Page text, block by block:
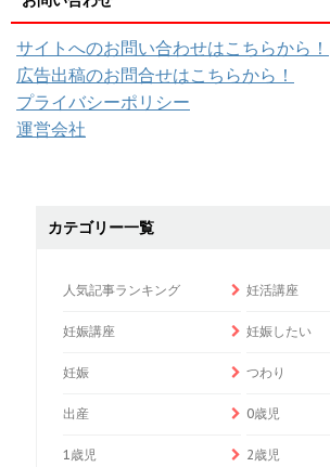
サイトへのお問い合わせはこちらから！
広告出稿のお問合せはこちらから！
プライバシーポリシー
運営会社
カテゴリー一覧
人気記事ランキング 妊活講座
妊娠講座 妊娠したい
妊娠 つわり
出産 0歳児
1歳児 2歳児